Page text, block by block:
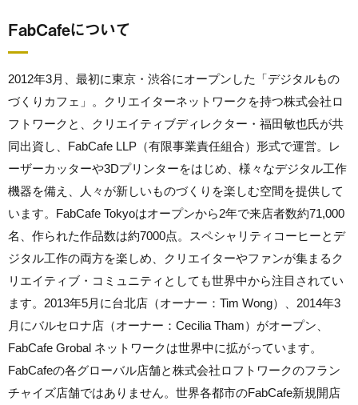
FabCafeについて
2012年3月、最初に東京・渋谷にオープンした「デジタルもの
づくりカフェ」。クリエイターネットワークを持つ株式会社ロ
フトワークと、クリエイティブディレクター・福田敏也氏が共
同出資し、FabCafe LLP（有限事業責任組合）形式で運営。レ
ーザーカッターや3Dプリンターをはじめ、様々なデジタル工作
機器を備え、人々が新しいものづくりを楽しむ空間を提供して
います。FabCafe Tokyoはオープンから2年で来店者数約71,000
名、作られた作品数は約7000点。スペシャリティコーヒーとデ
ジタル工作の両方を楽しめ、クリエイターやファンが集まるク
リエイティブ・コミュニティとしても世界中から注目されてい
ます。2013年5月に台北店（オーナー：Tim Wong）、2014年3
月にバルセロナ店（オーナー：Cecilia Tham）がオープン、
FabCafe Grobal ネットワークは世界中に拡がっています。
FabCafeの各グローバル店舗と株式会社ロフトワークのフラン
チャイズ店舗ではありません。世界各都市のFabCafe新規開店